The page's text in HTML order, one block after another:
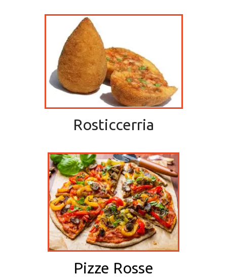
Rosticcerria
Pizze Rosse